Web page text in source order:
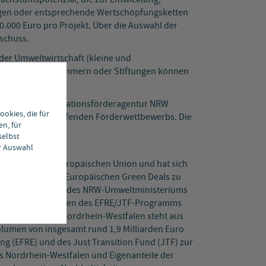
oder entsprechende Wertschöpfungsketten
Euro pro Projekt. Über die Auswahl der
Umweltwirtschaft (kleine und
Vereine, Kammern oder Stiftungen können
bei der Innovationsförderagentur NRW
des laufenden Förderwettbewerbs. Die
online statt.
der Europäischen Union und hat sich
im Sinne des Europäischen Green Deals zu
Federführung des NRW-Umweltministeriums
im Rahmen des EFRE/JTF-Programms
Vorhaben in Nordrhein-Westfalen steht aus
von insgesamt rund 1,9 Milliarden Euro
(EFRE) und des Just Transition Fund (JTF) zur
Nordrhein-Westfalen und Eigenanteile der
die für
für
Auswahl